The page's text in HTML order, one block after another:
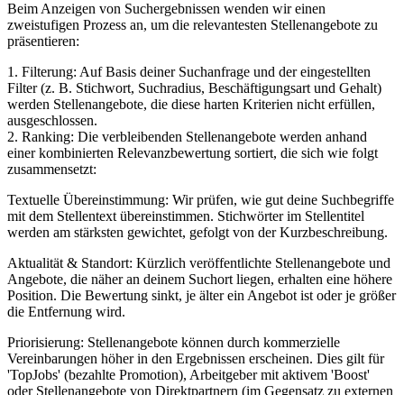
Beim Anzeigen von Suchergebnissen wenden wir einen
zweistufigen Prozess an, um die relevantesten Stellenangebote zu
präsentieren:
1. Filterung: Auf Basis deiner Suchanfrage und der eingestellten
Filter (z. B. Stichwort, Suchradius, Beschäftigungsart und Gehalt)
werden Stellenangebote, die diese harten Kriterien nicht erfüllen,
ausgeschlossen.
2. Ranking: Die verbleibenden Stellenangebote werden anhand
einer kombinierten Relevanzbewertung sortiert, die sich wie folgt
zusammensetzt:
Textuelle Übereinstimmung: Wir prüfen, wie gut deine Suchbegriffe
mit dem Stellentext übereinstimmen. Stichwörter im Stellentitel
werden am stärksten gewichtet, gefolgt von der Kurzbeschreibung.
Aktualität & Standort: Kürzlich veröffentlichte Stellenangebote und
Angebote, die näher an deinem Suchort liegen, erhalten eine höhere
Position. Die Bewertung sinkt, je älter ein Angebot ist oder je größer
die Entfernung wird.
Priorisierung: Stellenangebote können durch kommerzielle
Vereinbarungen höher in den Ergebnissen erscheinen. Dies gilt für
'TopJobs' (bezahlte Promotion), Arbeitgeber mit aktivem 'Boost'
oder Stellenangebote von Direktpartnern (im Gegensatz zu externen